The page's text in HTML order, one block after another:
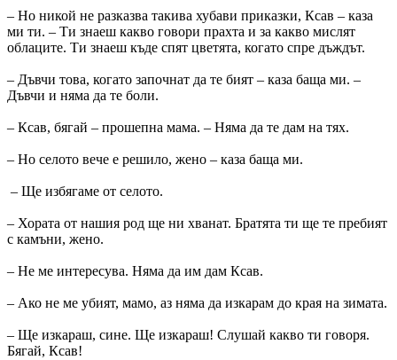
– Но никой не разказва такива хубави приказки, Ксав – каза
ми ти. – Ти знаеш какво говори прахта и за какво мислят
облаците. Ти знаеш къде спят цветята, когато спре дъждът.
– Дъвчи това, когато започнат да те бият – каза баща ми. –
Дъвчи и няма да те боли.
– Ксав, бягай – прошепна мама. – Няма да те дам на тях.
– Но селото вече е решило, жено – каза баща ми.
– Ще избягаме от селото.
– Хората от нашия род ще ни хванат. Братята ти ще те пребият
с камъни, жено.
– Не ме интересува. Няма да им дам Ксав.
– Ако не ме убият, мамо, аз няма да изкарам до края на зимата.
– Ще изкараш, сине. Ще изкараш! Слушай какво ти говоря.
Бягай, Ксав!